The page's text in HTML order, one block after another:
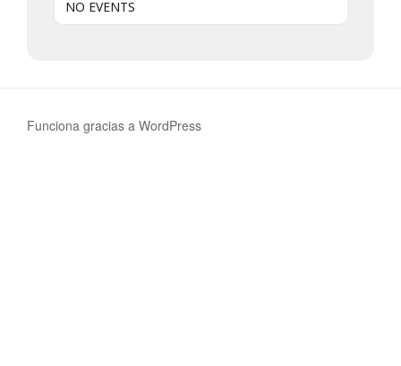
NO EVENTS
Funciona gracias a WordPress